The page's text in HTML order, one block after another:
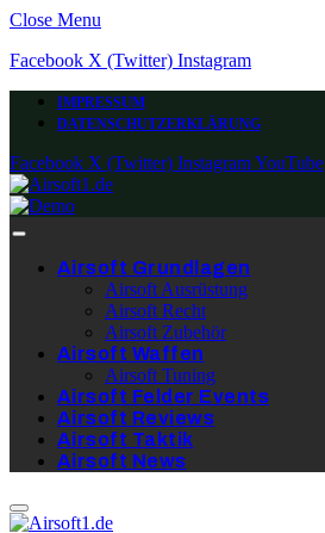
Close Menu
Facebook X (Twitter) Instagram
IMPRESSUM
DATENSCHUTZERKLÄRUNG
Facebook X (Twitter) InstagramYouTube
Airsoft Grundlagen
Airsoft Ausrüstung
Airsoft Recht
Airsoft Zubehör
Airsoft Waffen
Airsoft Tuning
Airsoft Felder Events
Airsoft Reviews
Airsoft Taktik
Airsoft News